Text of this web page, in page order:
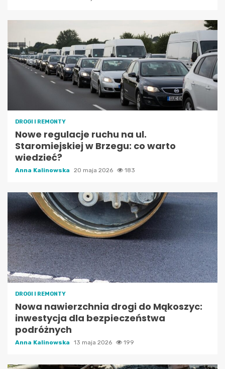
DROGI I REMONTY
Nowe regulacje ruchu na ul.
Staromiejskiej w Brzegu: co warto
wiedzieć?
Anna Kalinowska 20 maja 2026 183
DROGI I REMONTY
Nowa nawierzchnia drogi do Mąkoszyc:
inwestycja dla bezpieczeństwa
podróżnych
Anna Kalinowska 13 maja 2026 199